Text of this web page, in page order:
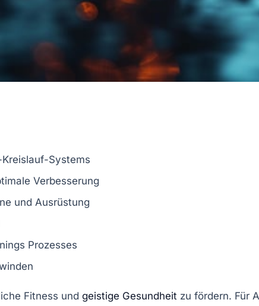
Systems
Verbesserung
und Ausrüstung
Prozesses
Fitness und geistige Gesundheit zu fördern. Für